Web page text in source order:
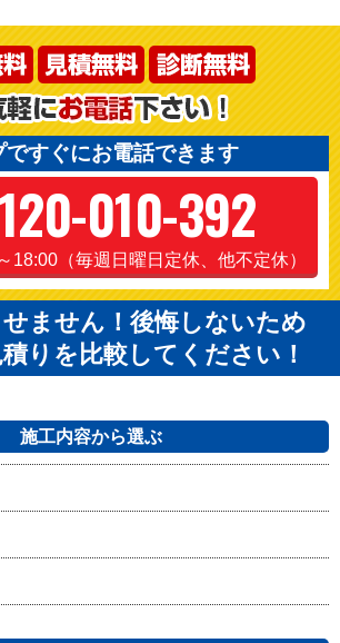
ですぐにお電話できます
010-392
18:00（毎週日曜日定休、他不定休）
ません！後悔しないため
りを比較してください！
施工内容から選ぶ